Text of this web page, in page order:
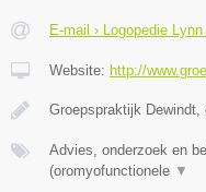
E-mail › Logopedie
Website: http://
Groepspraktijk
Advies, onderzoek en
(oromyofunctionele ▼